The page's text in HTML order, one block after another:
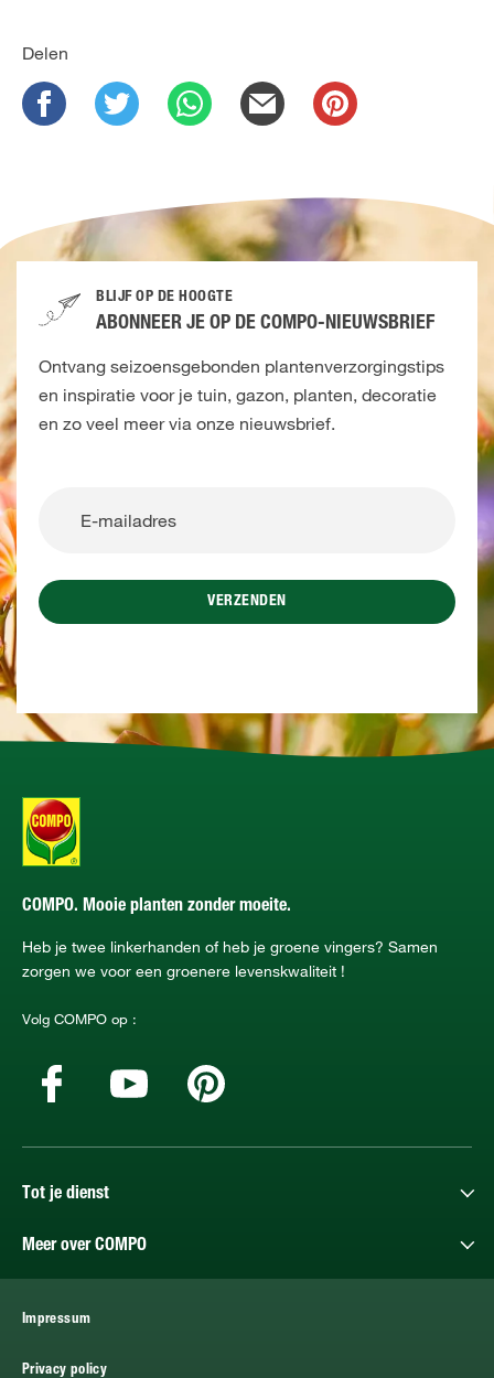
Delen
BLIJF OP DE HOOGTE
ABONNEER JE OP DE COMPO-NIEUWSBRIEF
Ontvang seizoensgebonden plantenverzorgingstips
en inspiratie voor je tuin, gazon, planten, decoratie
en zo veel meer via onze nieuwsbrief.
VERZENDEN
COMPO. Mooie planten zonder moeite.
Heb je twee linkerhanden of heb je groene vingers? Samen
zorgen we voor een groenere levenskwaliteit !
Volg COMPO op :
Tot je dienst
Meer over COMPO
Impressum
Privacy policy